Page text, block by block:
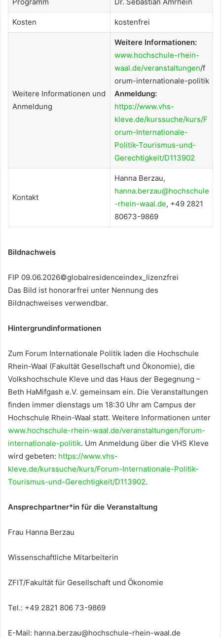
Programm Dr. Sebastian Amrhein
Kosten kostenfrei
Weitere Informationen und
Anmeldung
Weitere Informationen:
www.hochschule-rhein-
waal.de/veranstaltungen/f
orum-internationale-politik
Anmeldung:
https://www.vhs-
kleve.de/kurssuche/kurs/F
orum-Internationale-
Politik-Tourismus-und-
Gerechtigkeit/D113902
Kontakt
Hanna Berzau,
hanna.berzau@hochschule
-rhein-waal.de, +49 2821
80673-9869
Bildnachweis
FIP 09.06.2026©globalresidenceindex_lizenzfrei
Das Bild ist honorarfrei unter Nennung des
Bildnachweises verwendbar.
Hintergrundinformationen
Zum Forum Internationale Politik laden die Hochschule
Rhein-Waal (Fakultät Gesellschaft und Ökonomie), die
Volkshochschule Kleve und das Haus der Begegnung –
Beth HaMifgash e.V. gemeinsam ein. Die Veranstaltungen
finden immer dienstags um 18:30 Uhr am Campus der
Hochschule Rhein-Waal statt. Weitere Informationen unter
www.hochschule-rhein-waal.de/veranstaltungen/forum-
internationale-politik. Um Anmeldung über die VHS Kleve
wird gebeten: https://www.vhs-
kleve.de/kurssuche/kurs/Forum-Internationale-Politik-
Tourismus-und-Gerechtigkeit/D113902.
Ansprechpartner*in für die Veranstaltung
Frau Hanna Berzau
Wissenschaftliche Mitarbeiterin
ZFIT/Fakultät für Gesellschaft und Ökonomie
Tel.: +49 2821 806 73-9869
E-Mail: hanna.berzau@hochschule-rhein-waal.de